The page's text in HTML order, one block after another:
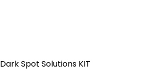
Dark Spot Solutions KIT